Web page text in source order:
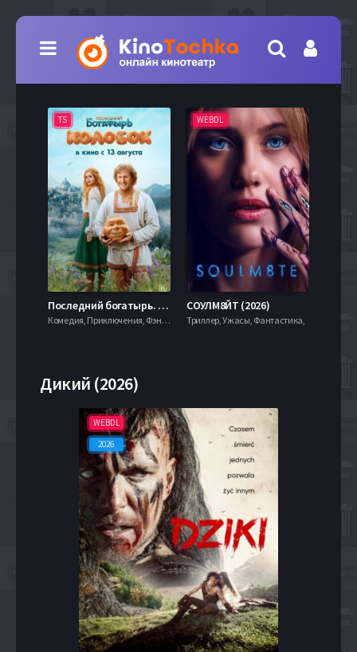
TS
Последний богатырь. Колобок (2026)
Комедия, Приключения, Фэнтези,
WEBDL
СОУЛМ8ЙТ (2026)
Триллер, Ужасы, Фантастика,
Дикий (2026)
WEBDL
2026